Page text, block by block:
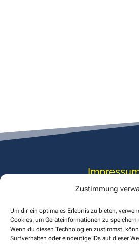
Zustimmung
Um dir ein optimales Erlebnis zu bieten,
Cookies, um Geräteinformationen zu
Wenn du diesen Technologien zustimmst,
Surfverhalten oder eindeutige IDs auf dieser
Cookies